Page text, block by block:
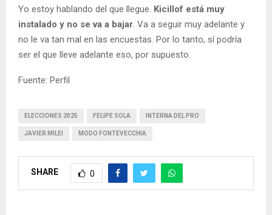
Yo estoy hablando del que llegue. Kicillof está muy
instalado y no se va a bajar. Va a seguir muy adelante y
no le va tan mal en las encuestas. Por lo tanto, sí podría
ser el que lleve adelante eso, por supuesto.
Fuente: Perfil
ELECCIONES 2025 FELIPE SOLA INTERNA DEL PRO
JAVIER MILEI MODO FONTEVECCHIA
SHARE 0